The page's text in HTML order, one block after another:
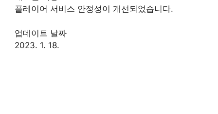
플레이어 서비스 안정성이 개선되었습니다.
업데이트 날짜
2023. 1. 18.